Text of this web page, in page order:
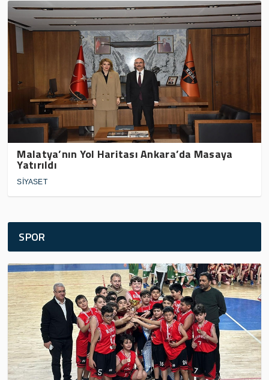
Malatya’nın Yol Haritası Ankara’da Masaya
Yatırıldı
SİYASET
SPOR